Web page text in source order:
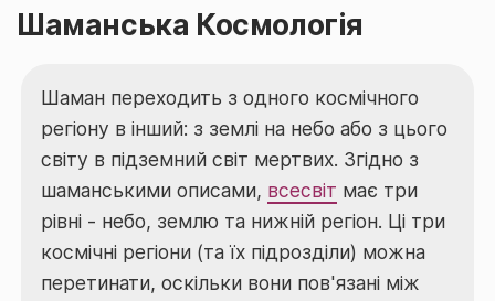
Шаманська Космологія
Шаман переходить з одного космічного
регіону в інший: з землі на небо або з цього
світу в підземний світ мертвих. Згідно з
шаманськими описами, всесвіт має три
рівні - небо, землю та нижній регіон. Ці три
космічні регіони (та їх підрозділи) можна
перетинати, оскільки вони пов'язані між